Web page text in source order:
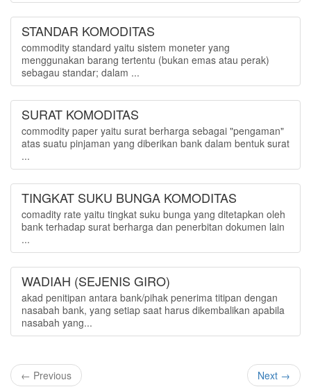
STANDAR KOMODITAS
commodity standard yaitu sistem moneter yang
menggunakan barang tertentu (bukan emas atau perak)
sebagau standar; dalam ...
SURAT KOMODITAS
commodity paper yaitu surat berharga sebagai "pengaman"
atas suatu pinjaman yang diberikan bank dalam bentuk surat
...
TINGKAT SUKU BUNGA KOMODITAS
comadity rate yaitu tingkat suku bunga yang ditetapkan oleh
bank terhadap surat berharga dan penerbitan dokumen lain
...
WADIAH (SEJENIS GIRO)
akad penitipan antara bank/pihak penerima titipan dengan
nasabah bank, yang setiap saat harus dikembalikan apabila
nasabah yang...
← Previous Next →